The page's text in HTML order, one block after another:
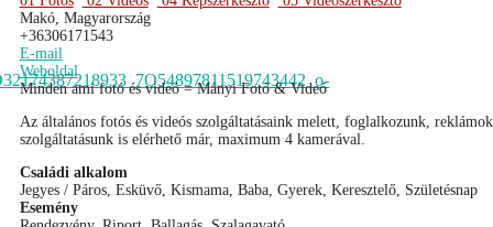
Makó, Magyarország
+36306171543
E-mail
Weboldal
Minden ami fotó és videó = Mányi Fotó & Videó
Az általános fotós és videós szolgáltatásaink melett, foglalkozunk,
szolgáltatásunk is elérhető már, maximum 4 kamerával.
Családi alkalom
Jegyes / Páros, Esküvő, Kismama, Baba, Gyerek, Keresztelő, Születésnap
Esemény